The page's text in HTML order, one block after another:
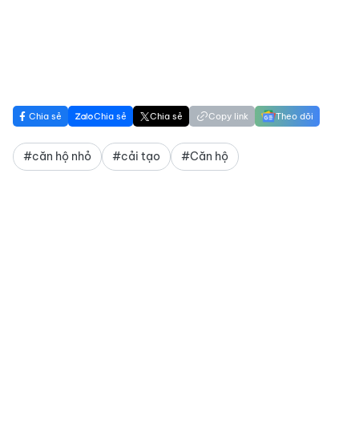
Chia sẻ Chia sẻ Chia sẻ Copy link Theo dõi
#căn hộ nhỏ #cải tạo #Căn hộ